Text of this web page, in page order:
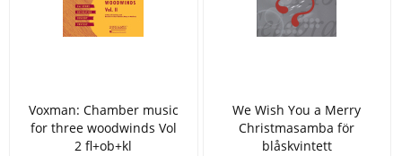
Voxman: Chamber music
for three woodwinds Vol
2 fl+ob+kl
We Wish You a Merry
Christmasamba för
blåskvintett